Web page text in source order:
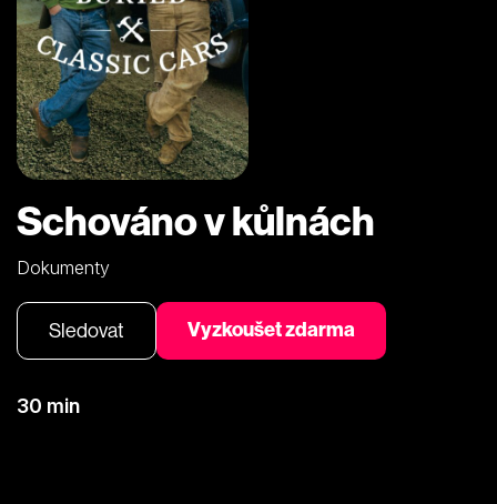
Schováno v kůlnách
Dokumenty
Sledovat Vyzkoušet zdarma
30 min